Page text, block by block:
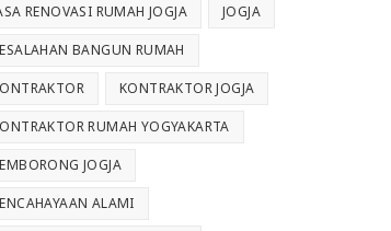
RENOVASI RUMAH JOGJA JOGJA
BANGUN RUMAH
KONTRAKTOR JOGJA
RUMAH YOGYAKARTA
JOGJA
ALAMI